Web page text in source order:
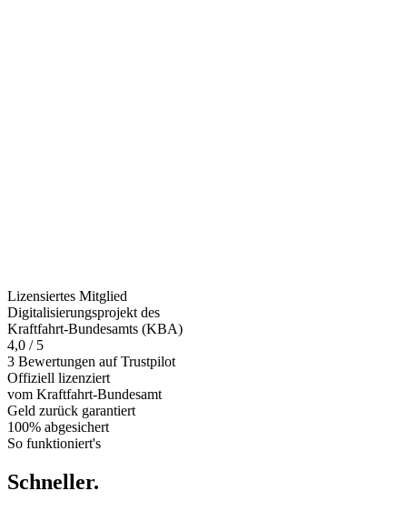
Lizensiertes Mitglied
Digitalisierungsprojekt des
Kraftfahrt-Bundesamts (KBA)
4,0 / 5
3 Bewertungen auf Trustpilot
Offiziell lizenziert
vom Kraftfahrt-Bundesamt
Geld zurück garantiert
100% abgesichert
So funktioniert's
Schneller.